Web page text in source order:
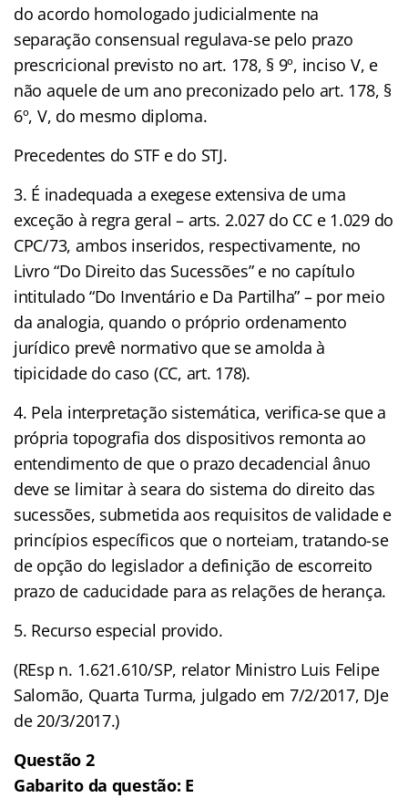
do acordo homologado judicialmente na
separação consensual regulava-se pelo prazo
prescricional previsto no art. 178, § 9º, inciso V, e
não aquele de um ano preconizado pelo art. 178, §
6º, V, do mesmo diploma.
Precedentes do STF e do STJ.
3. É inadequada a exegese extensiva de uma
exceção à regra geral – arts. 2.027 do CC e 1.029 do
CPC/73, ambos inseridos, respectivamente, no
Livro “Do Direito das Sucessões” e no capítulo
intitulado “Do Inventário e Da Partilha” – por meio
da analogia, quando o próprio ordenamento
jurídico prevê normativo que se amolda à
tipicidade do caso (CC, art. 178).
4. Pela interpretação sistemática, verifica-se que a
própria topografia dos dispositivos remonta ao
entendimento de que o prazo decadencial ânuo
deve se limitar à seara do sistema do direito das
sucessões, submetida aos requisitos de validade e
princípios específicos que o norteiam, tratando-se
de opção do legislador a definição de escorreito
prazo de caducidade para as relações de herança.
5. Recurso especial provido.
(REsp n. 1.621.610/SP, relator Ministro Luis Felipe
Salomão, Quarta Turma, julgado em 7/2/2017, DJe
de 20/3/2017.)
Questão 2
Gabarito da questão: E